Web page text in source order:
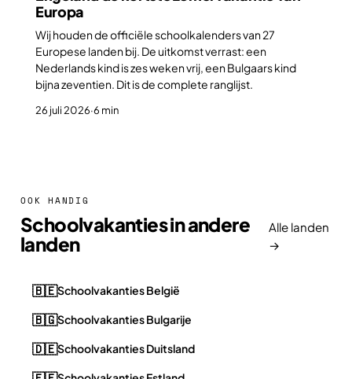
Europa
Wij houden de officiële schoolkalenders van 27
Europese landen bij. De uitkomst verrast: een
Nederlands kind is zes weken vrij, een Bulgaars kind
bijna zeventien. Dit is de complete ranglijst.
26 juli 2026·6 min
OOK HANDIG
Schoolvakanties in andere
landen
Alle landen
→
🇧🇪Schoolvakanties België
🇧🇬Schoolvakanties Bulgarije
🇩🇪Schoolvakanties Duitsland